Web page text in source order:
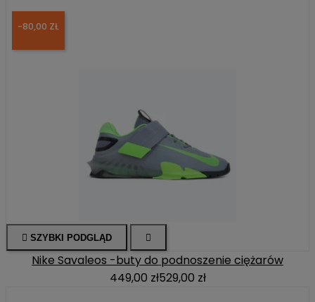
-80,00 ZŁ
 SZYBKI PODGLĄD 
Nike Savaleos -buty do podnoszenie ciężarów
449,00 zł529,00 zł